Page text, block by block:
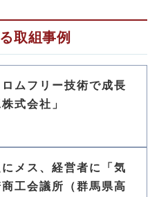
取組事例
ムフリー技術で成長
式会社」
メス、経営者に「気
工会議所（群馬県高